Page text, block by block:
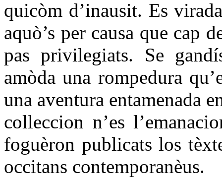
quicòm d’inausit. Es
aquò’s per causa que cap
pas privilegiats. Se
amòda una rompedura
una aventura entamenada
colleccion n’es
foguèron publicats los
occitans contemporanèus.